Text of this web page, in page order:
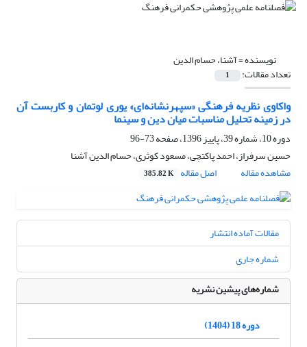
نویسنده =آشنا، حسام الدین
تعداد مقالات: 1
واکاوی نظریه فرهنگی «سپهرنشانه‌ای» یوری لوتمان و کاربست آن
در زمینه تحلیل مناسبات میان دین و سینما
دوره 10، شماره 39، پاییز 1396، صفحه
73-96
حسین سرفراز، احمد پاکتچی، مسعود کوثری، حسام الدین آشنا
مشاهده مقاله
اصل مقاله 385.82 K
مقالات آماده انتشار
شماره جاری
شماره‌های پیشین نشریه
دوره 18 (1404)